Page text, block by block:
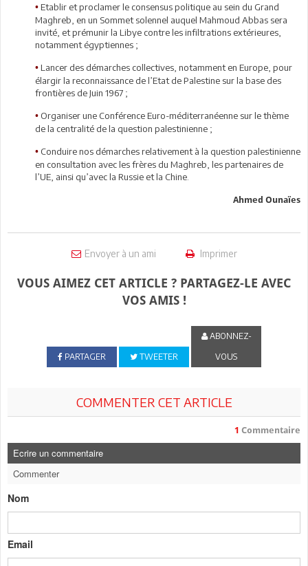
• Etablir et proclamer le consensus politique au sein du Grand
Maghreb, en un Sommet solennel auquel Mahmoud Abbas sera
invité, et prémunir la Libye contre les infiltrations extérieures,
notamment égyptiennes ;
• Lancer des démarches collectives, notamment en Europe, pour
élargir la reconnaissance de l’Etat de Palestine sur la base des
frontières de Juin 1967 ;
• Organiser une Conférence Euro-méditerranéenne sur le thème
de la centralité de la question palestinienne ;
• Conduire nos démarches relativement à la question palestinienne
en consultation avec les frères du Maghreb, les partenaires de
l’UE, ainsi qu’avec la Russie et la Chine.
Ahmed Ounaïes
Envoyer à un ami Imprimer
VOUS AIMEZ CET ARTICLE ? PARTAGEZ-LE AVEC
VOS AMIS !
PARTAGER TWEETER
ABONNEZ-
VOUS
COMMENTER CET ARTICLE
1 Commentaire
Ecrire un commentaire
Commenter
Nom
Email